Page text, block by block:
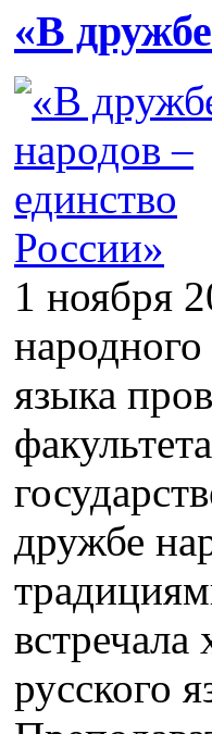
«В
1 ноября
народного
языка
дружбе
русского